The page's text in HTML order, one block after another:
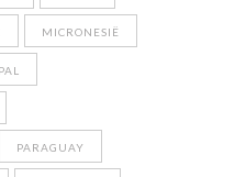
MICRONESIË
PARAGUAY